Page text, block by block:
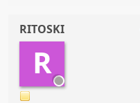
RITOSKI
R